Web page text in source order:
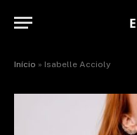
Início » Isabelle Accioly